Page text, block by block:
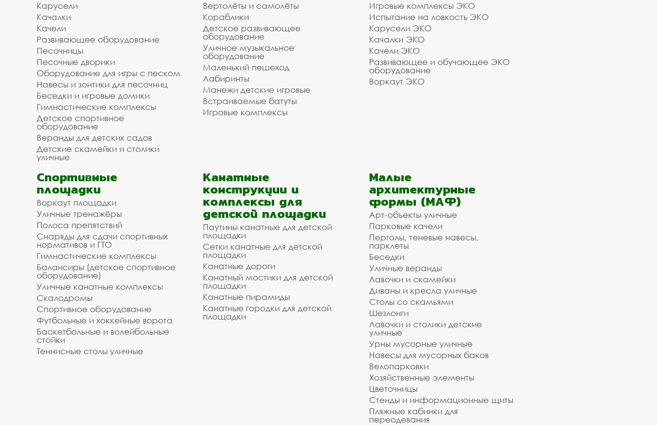
Карусели
Качалки
Качели
Развивающее оборудование
Песочницы
Песочные дворики
Оборудование для игры с песком
Навесы и зонтики для песочниц
Беседки и игровые домики
Гимнастические комплексы
Детское спортивное
оборудование
Веранды для детских садов
Детские скамейки и столики
уличные
Вертолёты и самолёты
Кораблики
Детское развивающее
оборудование
Уличное музыкальное
оборудование
Маленький пешеход
Лабиринты
Манежи детские игровые
Встраиваемые батуты
Игровые комплексы
Игровые комплексы ЭКО
Испытание на ловкость ЭКО
Карусели ЭКО
Качалки ЭКО
Качели ЭКО
Развивающее и обучающее ЭКО
оборудование
Воркаут ЭКО
Спортивные
площадки
Воркаут площадки
Уличные тренажёры
Полоса препятствий
Снаряды для сдачи спортивных
нормативов и ГТО
Гимнастические комплексы
Балансиры (детское спортивное
оборудование)
Уличные канатные комплексы
Скалодромы
Спортивное оборудование
Футбольные и хоккейные ворота
Баскетбольные и волейбольные
стойки
Теннисные столы уличные
Канатные
конструкции и
комплексы для
детской площадки
Паутины канатные для детской
площадки
Сетки канатные для детской
площадки
Канатные дороги
Канатный мостики для детской
площадки
Канатные пирамиды
Канатные городки для детской
площадки
Малые
архитектурные
формы (МАФ)
Арт-объекты уличные
Парковые качели
Перголы, теневые навесы,
парклеты
Беседки
Уличные веранды
Лавочки и скамейки
Диваны и кресла уличные
Столы со скамьями
Шезлонги
Лавочки и столики детские
уличные
Урны мусорные уличные
Навесы для мусорных баков
Велопарковки
Хозяйственные элементы
Цветочницы
Стенды и информационные щиты
Пляжные кабинки для
переодевания